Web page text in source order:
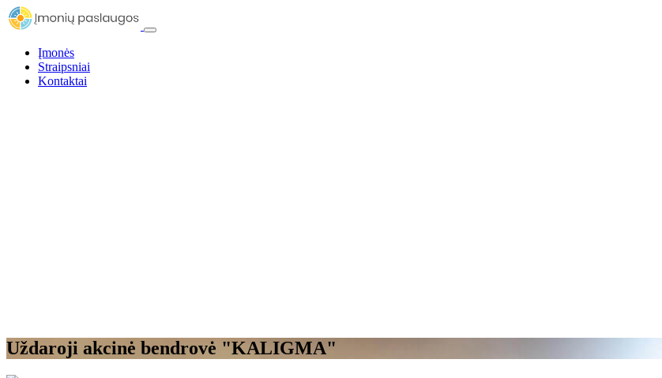
Įmonės
Straipsniai
Kontaktai
Uždaroji akcinė bendrovė "KALIGMA"